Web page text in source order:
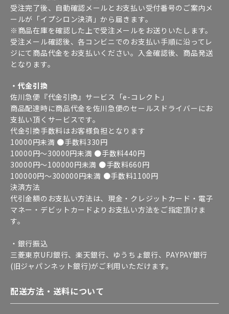
受注完了後、自動確認メールとお支払い受付番号のご案内メ
ールが「イプシロン決済」から届きます。
※商品在庫を確認した上で受注メールをお送りいたします。
受注メール確認後、各コンビニでのお支払い手順に沿ってレ
ジにて商品代金をお支払いください。入金確認後、商品発送
となります。
・代金引換
佐川急便『代金引換』サービス「e-コレクト」
商品配達時に商品代金を佐川急便のセールスドライバーにお
支払い頂くサービスです。
代金引換手数料はお客様負担となります
10000円未満 ●手数料330円
10000円～30000円未満 ●手数料440円
30000円～100000円未満 ●手数料660円
100000円～300000円未満 ●手数料1100円
決済方法
代引金額のお支払い方法は、現金・クレジットカード・電子
マネー・デビットカードよりお支払い方法をご指定頂けま
す。
・銀行振込
三菱東京UFJ銀行、楽天銀行、ゆうちょ銀行、PAYPAY銀行
(旧ジャパンネット銀行)がご利用いただけます。
配送方法・送料について